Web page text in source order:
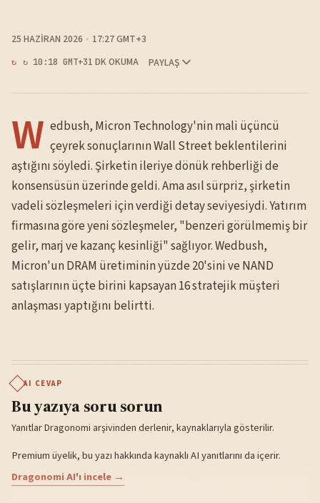
25 HAZIRAN 2026 17:27 GMT+3
↻ 10:18 GMT+31 DK OKUMA PAYLAŞ
W edbush, Micron Technology'nin mali üçüncü
çeyrek sonuçlarının Wall Street beklentilerini
aştığını söyledi. Şirketin ileriye dönük rehberliği de
konsensüsün üzerinde geldi. Ama asıl sürpriz, şirketin
vadeli sözleşmeleri için verdiği detay seviyesiydi. Yatırım
firmasına göre yeni sözleşmeler, "benzeri görülmemiş bir
gelir, marj ve kazanç kesinliği" sağlıyor. Wedbush,
Micron'un DRAM üretiminin yüzde 20'sini ve NAND
satışlarının üçte birini kapsayan 16 stratejik müşteri
anlaşması yaptığını belirtti.
AI CEVAP
Bu yazıya soru sorun
Yanıtlar Dragonomi arşivinden derlenir, kaynaklarıyla gösterilir.
Premium üyelik, bu yazı hakkında kaynaklı AI yanıtlarını da içerir.
Dragonomi AI'ı incele →